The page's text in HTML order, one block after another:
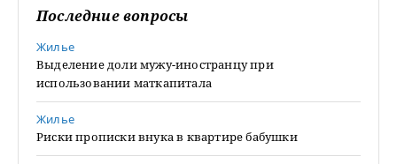
Последние вопросы
Жилье
Выделение доли мужу-иностранцу при
использовании маткапитала
Жилье
Риски прописки внука в квартире бабушки